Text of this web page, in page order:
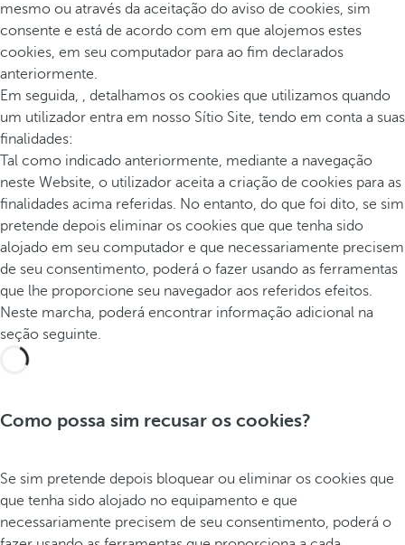
mesmo ou através da aceitação do aviso de cookies, sim
consente e está de acordo com em que alojemos estes
cookies, em seu computador para ao fim declarados
anteriormente.
Em seguida, , detalhamos os cookies que utilizamos quando
um utilizador entra em nosso Sítio Site, tendo em conta a suas
finalidades:
Tal como indicado anteriormente, mediante a navegação
neste Website, o utilizador aceita a criação de cookies para as
finalidades acima referidas. No entanto, do que foi dito, se sim
pretende depois eliminar os cookies que que tenha sido
alojado em seu computador e que necessariamente precisem
de seu consentimento, poderá o fazer usando as ferramentas
que lhe proporcione seu navegador aos referidos efeitos.
Neste marcha, poderá encontrar informação adicional na
seção seguinte.
Como possa sim recusar os cookies?
Se sim pretende depois bloquear ou eliminar os cookies que
que tenha sido alojado no equipamento e que
necessariamente precisem de seu consentimento, poderá o